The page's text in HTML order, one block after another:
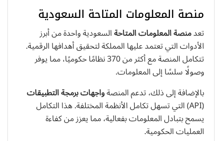
منصة المعلومات المتاحة السعودية
تعدمنصة المعلومات المتاحةالسعودية واحدة من أبرز
الأدوات التي تعتمد عليها المملكة لتحقيق أهدافها الرقمية.
تتكامل المنصة مع أكثر من 370 نظامًا حكوميًا، مما يوفر
وصولًا سلسًا إلى المعلومات.
بالإضافة إلى ذلك، تدعم المنصةواجهات برمجة التطبيقات
(API) التي تسهل تكامل الأنظمة المختلفة. هذا التكامل
يسمح بتبادل المعلومات بفعالية، مما يعزز من كفاءة
العمليات الحكومية.